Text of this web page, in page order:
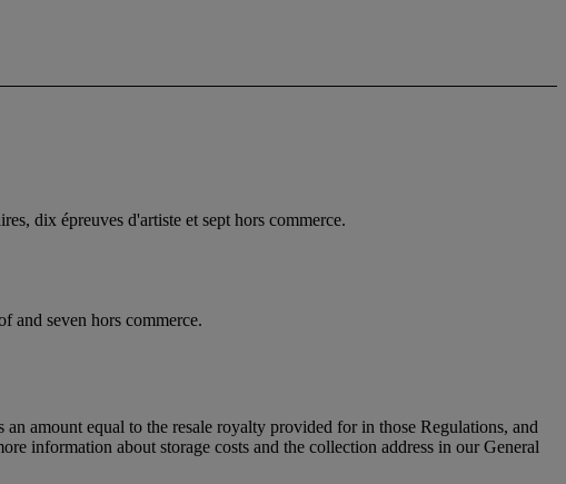
dix épreuves d'artiste et sept hors commerce.
and seven hors commerce.
amount equal to the resale royalty provided for in those Regulations, and
information about storage costs and the collection address in our General